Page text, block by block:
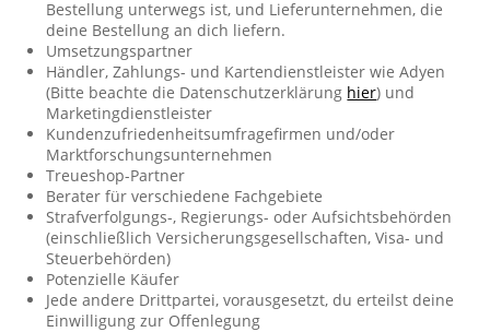
Bestellung unterwegs ist, und Lieferunternehmen, die
deine Bestellung an dich liefern.
Umsetzungspartner
Händler, Zahlungs- und Kartendienstleister wie Adyen
(Bitte beachte die Datenschutzerklärung hier) und
Marketingdienstleister
Kundenzufriedenheitsumfragefirmen und/oder
Marktforschungsunternehmen
Treueshop-Partner
Berater für verschiedene Fachgebiete
Strafverfolgungs-, Regierungs- oder Aufsichtsbehörden
(einschließlich Versicherungsgesellschaften, Visa- und
Steuerbehörden)
Potenzielle Käufer
Jede andere Drittpartei, vorausgesetzt, du erteilst deine
Einwilligung zur Offenlegung